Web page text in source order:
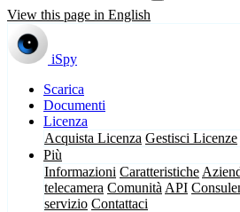
View this page in English
iSpy
Scarica
Documenti
Licenza
Acquista Licenza Gestisci Licenze
Più
Informazioni Caratteristiche
telecamera Comunità API
servizio Contattaci